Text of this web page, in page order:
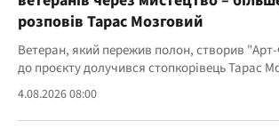
розповів Тарас Мозговий
Ветеран, який пережив полон, створив
до проєкту долучився стопкорівець Тарас
4.08.2026 08:00